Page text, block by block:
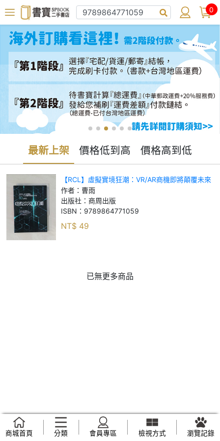
0
最新上架 價格低到高 價格高到低
【RCL】虛擬實境狂潮：VR/AR商機即將顛覆未來
的十大產業_曹雨
作者： 曹雨
出版社： 商周出版
ISBN： 9789864771059
NT$ 49
已無更多商品
商城首頁 分類 會員專區 檢視方式 瀏覽記錄